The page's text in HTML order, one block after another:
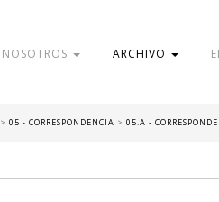
NOSOTROS ARCHIVO
> 05 - CORRESPONDENCIA > 05.A -